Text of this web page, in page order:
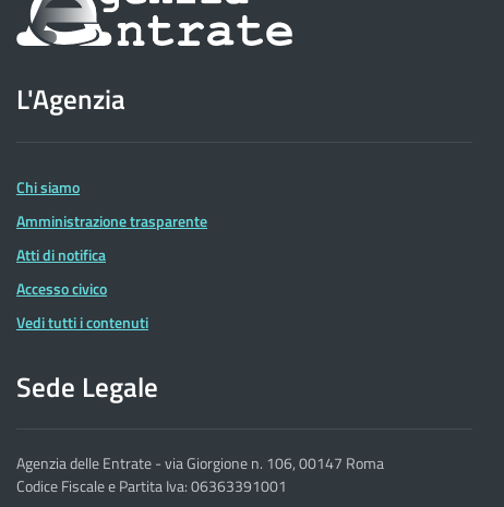
sul
dell'Agenzia
delle
Entrate
L'Agenzia
Chi siamo
Amministrazione trasparente
Atti di notifica
Accesso civico
Vedi tutti i contenuti
Sede Legale
Agenzia delle Entrate - via Giorgione n. 106, 00147 Roma
Codice Fiscale e Partita Iva: 06363391001